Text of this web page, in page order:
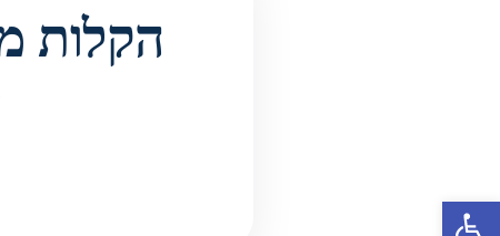
פתח סרגל נגישות
הקלות